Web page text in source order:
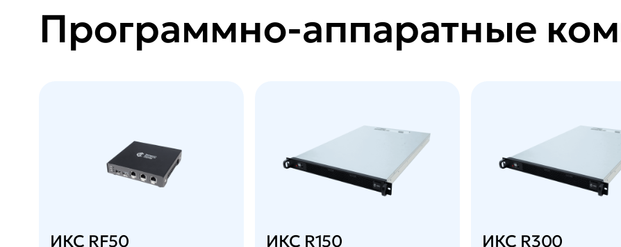
Программно-аппаратные
ИКС RF50 ИКС R150 ИКС R300